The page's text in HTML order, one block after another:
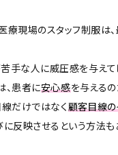
療現場のスタッフ制服は
手な人に威圧感を与えて
、患者に安心感を与えるの
だけではなく顧客目線
反映させるという方法も